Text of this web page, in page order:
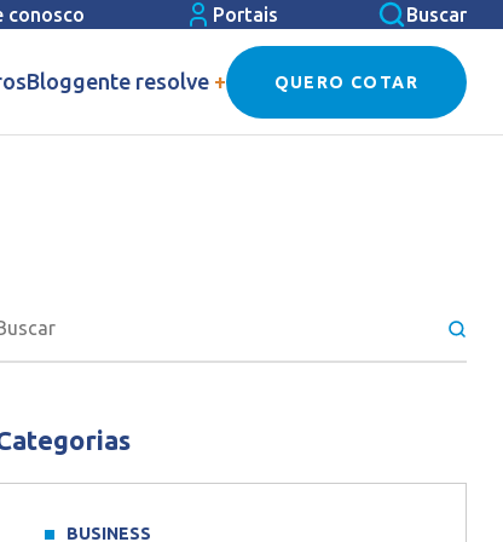
conosco Portais Buscar
Bloggente resolve + QUERO COTAR
BUSINESS